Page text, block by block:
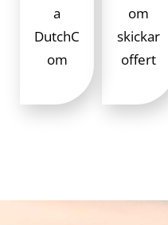
a
DutchC
om
om
skickar
offert